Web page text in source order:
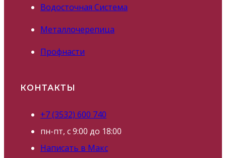
Водосточная Система
Металлочерепица
Профнасти
КОНТАКТЫ
+7 (3532) 600 740
пн-пт, с 9:00 до 18:00
Написать в Макс